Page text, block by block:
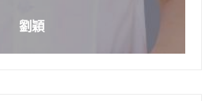
劉穎